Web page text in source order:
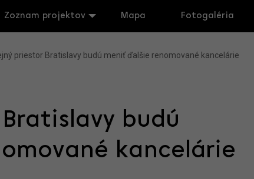
Zoznam projektov Mapa Fotogaléria
priestor Bratislavy budú meniť ďalšie renomované kancelárie
budú
kancelárie